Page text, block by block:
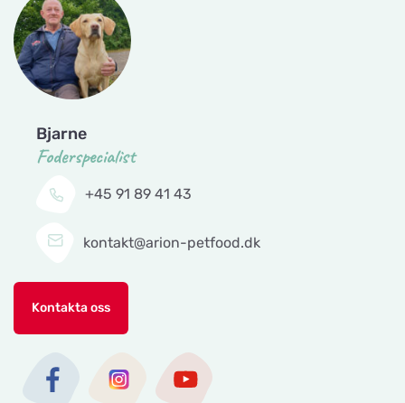
Bjarne
Foderspecialist
+45 91 89 41 43
kontakt@arion-petfood.dk
Kontakta oss